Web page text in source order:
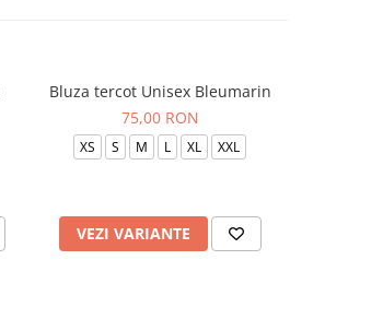
Bluza tercot Unisex Bleumarin
75,00 RON
XS S M L XL XXL
VEZI VARIANTE